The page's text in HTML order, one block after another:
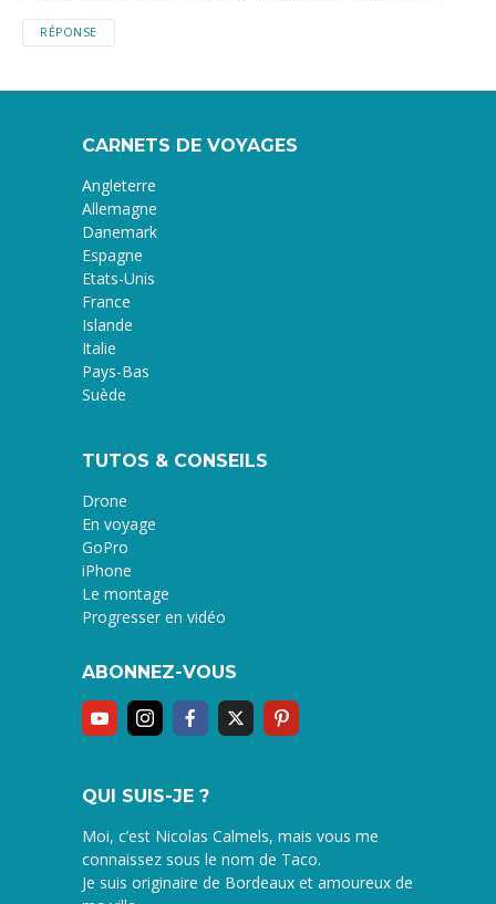
RÉPONSE
CARNETS DE VOYAGES
Angleterre
Allemagne
Danemark
Espagne
Etats-Unis
France
Islande
Italie
Pays-Bas
Suède
TUTOS & CONSEILS
Drone
En voyage
GoPro
iPhone
Le montage
Progresser en vidéo
ABONNEZ-VOUS
QUI SUIS-JE ?
Moi, c’est Nicolas Calmels, mais vous me
connaissez sous le nom de Taco.
Je suis originaire de Bordeaux et amoureux de